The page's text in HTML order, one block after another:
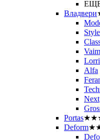
Владвери
Style
Alfa
Next
Portas
Deform